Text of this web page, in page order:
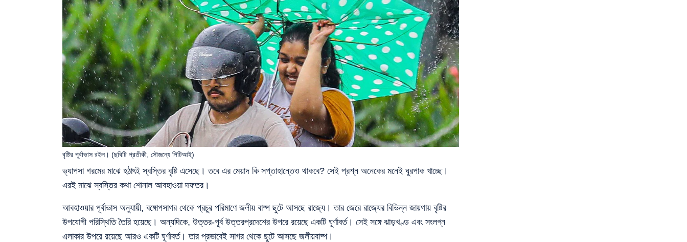
ভ্যাপসা গরমের মাঝে হঠাৎই স্বস্তির বৃষ্টি এসেছে। তবে এর মেয়াদ কি সপ্তাহান্তেও থাকবে? সেই প্রশ্ন অনেকের মনেই ঘুরপাক খাচ্ছে।
এরই মাঝে স্বস্তির কথা শোনাল আবহাওয়া দফতর।
বৃষ্টির পূর্বাভাস রইল। (ছবিটি প্রতীকী, সৌজন্যে পিটিআই)
আবহাওয়ার পূর্বাভাস অনুযায়ী, বঙ্গোপসাগর থেকে প্রচুর পরিমাণে জলীয় বাষ্প ছুটে আসছে রাজ্যে। তার জেরে রাজ্যের বিভিন্ন জায়গায় বৃষ্টির
উপযোগী পরিস্থিতি তৈরি হয়েছে। অন্যদিকে, উত্তর-পূর্ব উত্তরপ্রদেশের উপরে রয়েছে একটি ঘূর্ণাবর্ত। সেই সঙ্গে ঝাড়খণ্ড এবং সংলগ্ন
এলাকার উপরে রয়েছে আরও একটি ঘূর্ণাবর্ত। তার প্রভাবেই সাগর থেকে ছুটে আসছে জলীয়বাষ্প।